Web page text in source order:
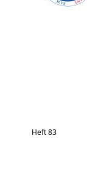
Heft 83